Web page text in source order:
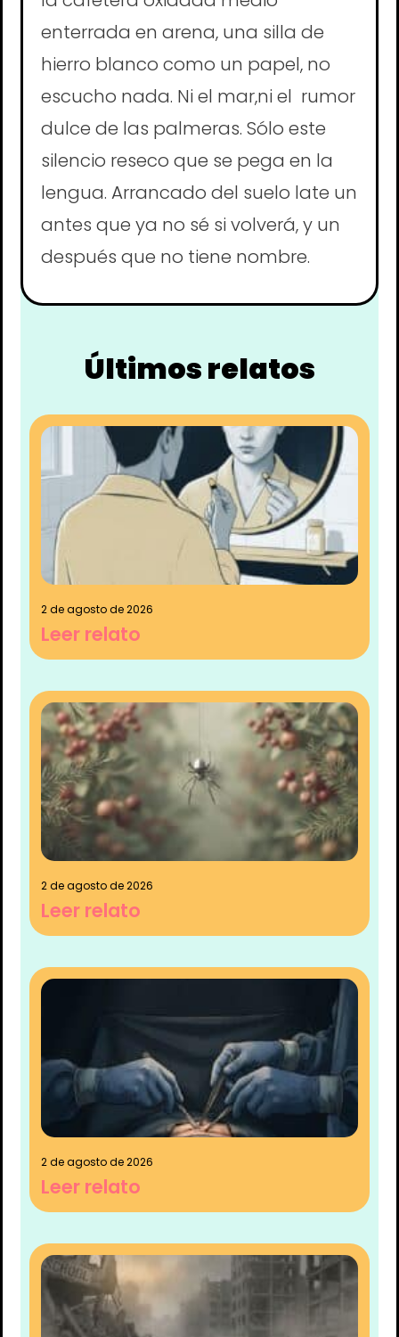
enterrada en arena, una silla de
hierro blanco como un papel, no
escucho nada. Ni el mar,ni el rumor
dulce de las palmeras. Sólo este
silencio reseco que se pega en la
lengua. Arrancado del suelo late un
antes que ya no sé si volverá, y un
después que no tiene nombre.
Últimos relatos
2 de agosto de 2026
Leer relato
2 de agosto de 2026
Leer relato
2 de agosto de 2026
Leer relato